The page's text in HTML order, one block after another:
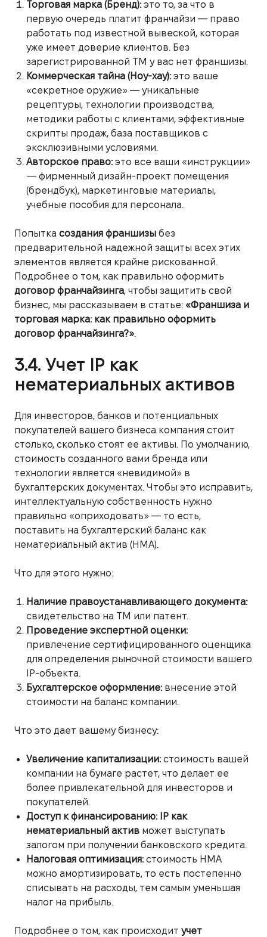
Торговая марка (Бренд):это то, за что в
первую очередь платит франчайзи — право
работать под известной вывеской, которая
уже имеет доверие клиентов. Без
зарегистрированной ТМ у вас нет франшизы.
Коммерческая тайна (Ноу-хау):это ваше
«секретное оружие» — уникальные
рецептуры, технологии производства,
методики работы с клиентами, эффективные
скрипты продаж, база поставщиков с
эксклюзивными условиями.
Авторское право:это все ваши «инструкции»
— фирменный дизайн-проект помещения
(брендбук), маркетинговые материалы,
учебные пособия для персонала.
Попытка создания франшизы без
предварительной надежной защиты всех этих
элементов является крайне рискованной.
Подробнее о том, как правильно оформить
договор франчайзинга, чтобы защитить свой
бизнес, мы рассказываем в статье: «Франшиза и
торговая марка: как правильно оформить
договор франчайзинга?».
3.4. Учет IP как
нематериальных активов
Для инвесторов, банков и потенциальных
покупателей вашего бизнеса компания стоит
столько, сколько стоят ее активы. По умолчанию,
стоимость созданного вами бренда или
технологии является «невидимой» в
бухгалтерских документах. Чтобы это исправить,
интеллектуальную собственность нужно
правильно «оприходовать» — то есть,
поставить на бухгалтерский баланс как
нематериальный актив (НМА).
Что для этого нужно:
Наличие правоустанавливающего документа:
свидетельство на ТМ или патент.
Проведение экспертной оценки:
привлечение сертифицированного оценщика
для определения рыночной стоимости вашего
IP-объекта.
Бухгалтерское оформление:внесение этой
стоимости на баланс компании.
Что это дает вашему бизнесу:
Увеличение капитализации:стоимость вашей
компании на бумаге растет, что делает ее
более привлекательной для инвесторов и
покупателей.
Доступ к финансированию:
IP как
нематериальный актив может выступать
залогом при получении банковского кредита.
Налоговая оптимизация:стоимость НМА
можно амортизировать, то есть постепенно
списывать на расходы, тем самым уменьшая
налог на прибыль.
Подробнее о том, как происходит учет